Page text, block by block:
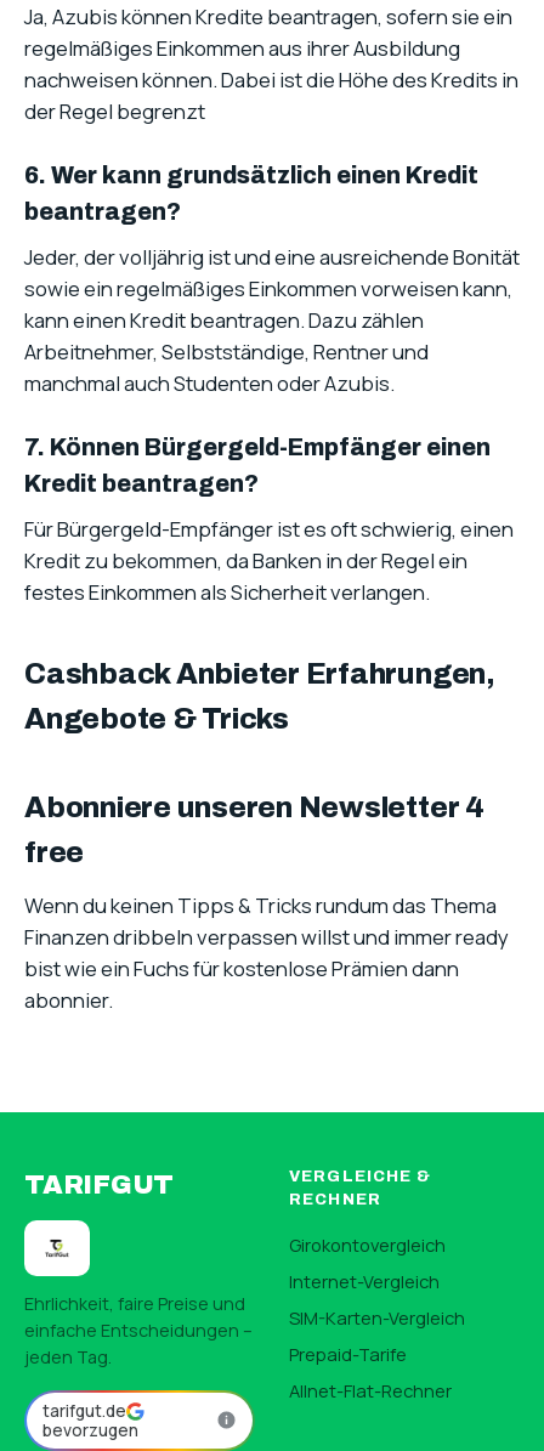
Ja, Azubis können Kredite beantragen, sofern sie ein
regelmäßiges Einkommen aus ihrer Ausbildung
nachweisen können. Dabei ist die Höhe des Kredits in
der Regel begrenzt
6. Wer kann grundsätzlich einen Kredit
beantragen?
Jeder, der volljährig ist und eine ausreichende Bonität
sowie ein regelmäßiges Einkommen vorweisen kann,
kann einen Kredit beantragen. Dazu zählen
Arbeitnehmer, Selbstständige, Rentner und
manchmal auch Studenten oder Azubis.
7. Können Bürgergeld-Empfänger einen
Kredit beantragen?
Für Bürgergeld-Empfänger ist es oft schwierig, einen
Kredit zu bekommen, da Banken in der Regel ein
festes Einkommen als Sicherheit verlangen.
Cashback Anbieter Erfahrungen,
Angebote & Tricks
Abonniere unseren Newsletter 4
free
Wenn du keinen Tipps & Tricks rundum das Thema
Finanzen dribbeln verpassen willst und immer ready
bist wie ein Fuchs für kostenlose Prämien dann
abonnier.
TARIFGUT
Ehrlichkeit, faire Preise und
einfache Entscheidungen –
jeden Tag.
tarifgut.de
bevorzugen
VERGLEICHE &
RECHNER
Girokontovergleich
Internet-Vergleich
SIM-Karten-Vergleich
Prepaid-Tarife
Allnet-Flat-Rechner